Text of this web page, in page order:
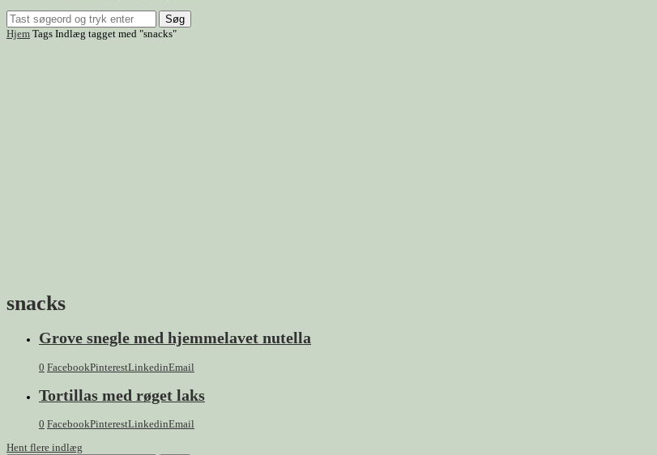
Søg
Hjem Tags Indlæg tagget med "snacks"
snacks
Grove snegle med hjemmelavet nutella
0 FacebookPinterestLinkedinEmail
Tortillas med røget laks
0 FacebookPinterestLinkedinEmail
Hent flere indlæg